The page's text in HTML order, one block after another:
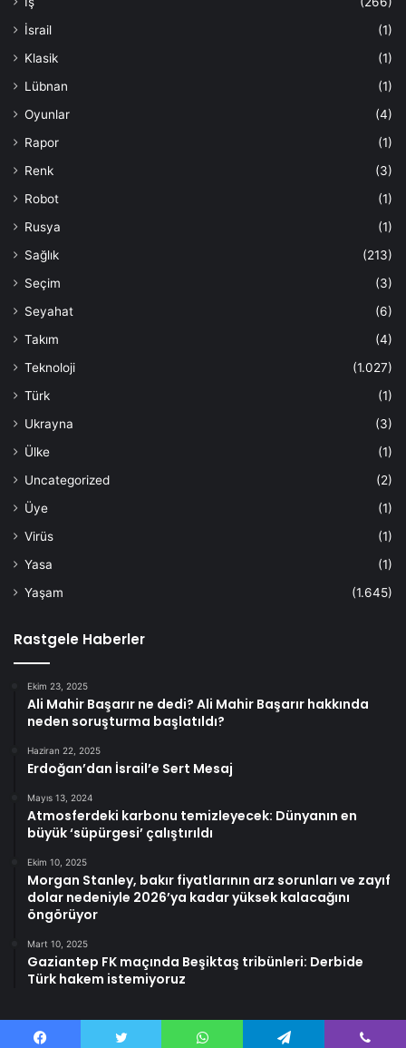
İsrail
(1)
Klasik
(1)
Lübnan
(1)
Oyunlar
(4)
Rapor
(1)
Renk
(3)
Robot
(1)
Rusya
(1)
Sağlık
(213)
Seçim
(3)
Seyahat
(6)
Takım
(4)
Teknoloji
(1.027)
Türk
(1)
Ukrayna
(3)
Ülke
(1)
Uncategorized
(2)
Üye
(1)
Virüs
(1)
Yasa
(1)
Yaşam
(1.645)
Rastgele Haberler
Ekim 23, 2025
Ali Mahir Başarır ne dedi? Ali Mahir Başarır hakkında
neden soruşturma başlatıldı?
Haziran 22, 2025
Erdoğan’dan İsrail’e Sert Mesaj
Mayıs 13, 2024
Atmosferdeki karbonu temizleyecek: Dünyanın en
büyük ‘süpürgesi’ çalıştırıldı
Ekim 10, 2025
Morgan Stanley, bakır fiyatlarının arz sorunları ve zayıf
dolar nedeniyle 2026’ya kadar yüksek kalacağını
öngörüyor
Mart 10, 2025
Gaziantep FK maçında Beşiktaş tribünleri: Derbide
Türk hakem istemiyoruz